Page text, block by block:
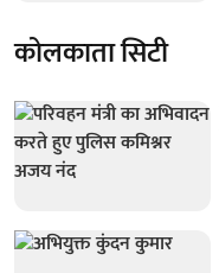
कोलकाता सिटी